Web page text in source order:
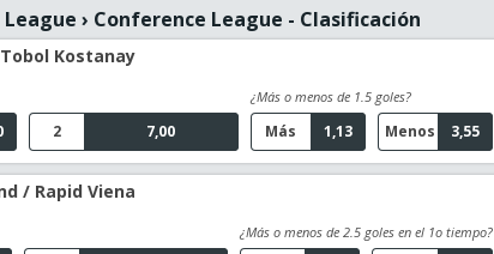
League › Conference League - Clasificación
Kostanay
7,00
2
¿Más o menos de 1.5 goles?
1,13
Más 3,55
Menos
/ Rapid Viena
¿Más o menos de 2.5 goles en el 1o tiempo?